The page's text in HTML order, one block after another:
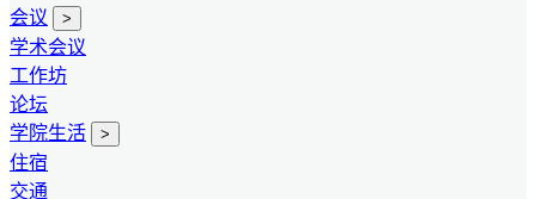
会议
>
学术会议
工作坊
论坛
学院生活
>
住宿
交通